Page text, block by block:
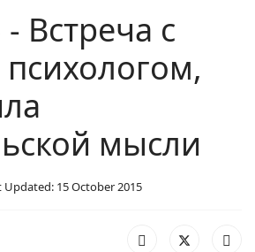
Встреча с
мысли
Updated: 15 October 2015